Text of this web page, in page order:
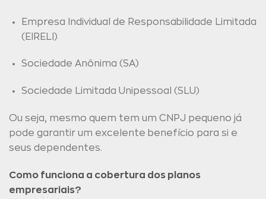
Empresa Individual de Responsabilidade Limitada
(EIRELI)
Sociedade Anônima (SA)
Sociedade Limitada Unipessoal (SLU)
Ou seja, mesmo quem tem um CNPJ pequeno já
pode garantir um excelente benefício para si e
seus dependentes.
Como funciona a cobertura dos planos
empresariais?